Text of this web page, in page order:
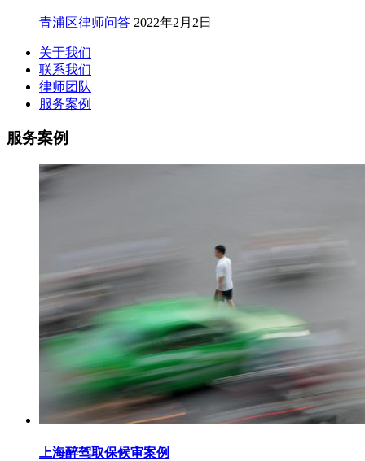
青浦区律师问答 2022年2月2日
关于我们
联系我们
律师团队
服务案例
服务案例
上海醉驾取保候审案例